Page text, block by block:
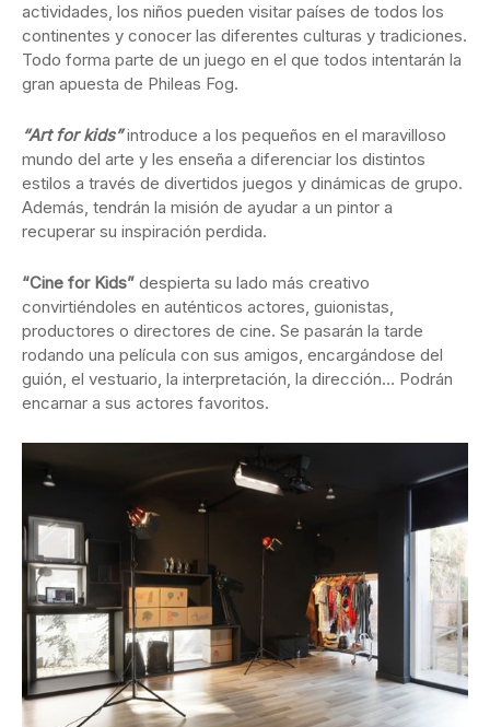
actividades, los niños pueden visitar países de todos los
continentes y conocer las diferentes culturas y tradiciones.
Todo forma parte de un juego en el que todos intentarán la
gran apuesta de Phileas Fog.
“Art for kids”introduce a los pequeños en el maravilloso
mundo del arte y les enseña a diferenciar los distintos
estilos a través de divertidos juegos y dinámicas de grupo.
Además, tendrán la misión de ayudar a un pintor a
recuperar su inspiración perdida.
“Cine for Kids” despierta su lado más creativo
convirtiéndoles en auténticos actores, guionistas,
productores o directores de cine. Se pasarán la tarde
rodando una película con sus amigos, encargándose del
guión, el vestuario, la interpretación, la dirección… Podrán
encarnar a sus actores favoritos.